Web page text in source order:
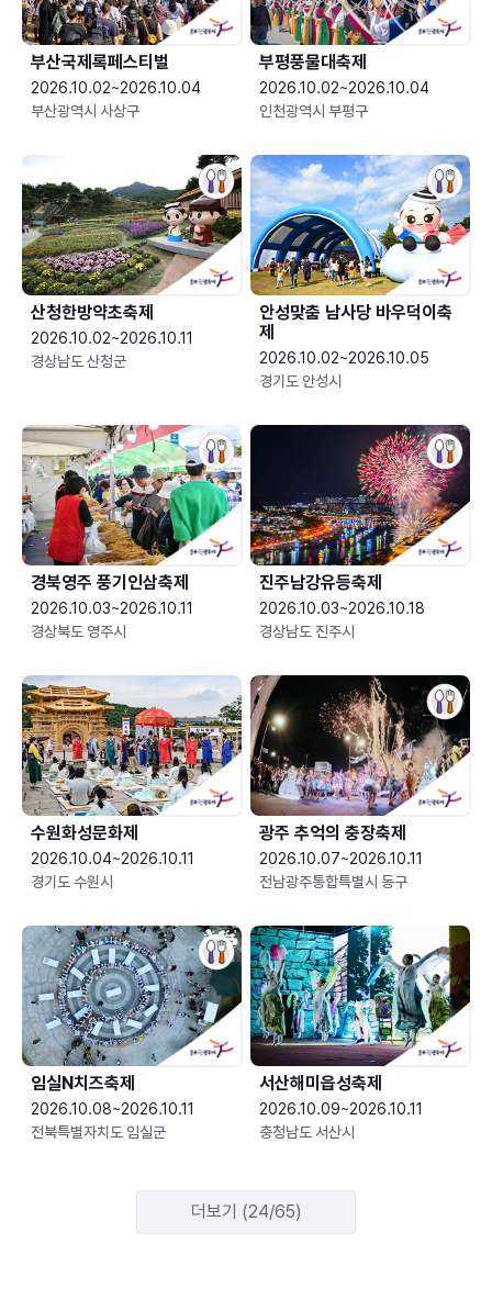
부산국제록페스티벌
2026.10.02~2026.10.04
부산광역시 사상구
부평풍물대축제
2026.10.02~2026.10.04
인천광역시 부평구
산청한방약초축제
2026.10.02~2026.10.11
경상남도 산청군
안성맞춤 남사당 바우덕이축
제
2026.10.02~2026.10.05
경기도 안성시
경북영주 풍기인삼축제
2026.10.03~2026.10.11
경상북도 영주시
진주남강유등축제
2026.10.03~2026.10.18
경상남도 진주시
수원화성문화제
2026.10.04~2026.10.11
경기도 수원시
광주 추억의 충장축제
2026.10.07~2026.10.11
전남광주통합특별시 동구
임실N치즈축제
2026.10.08~2026.10.11
전북특별자치도 임실군
서산해미읍성축제
2026.10.09~2026.10.11
충청남도 서산시
더보기 (24/65)